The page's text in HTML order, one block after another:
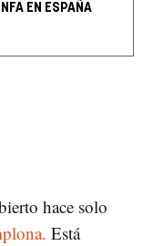
EN ESPAÑA
hace solo
Está